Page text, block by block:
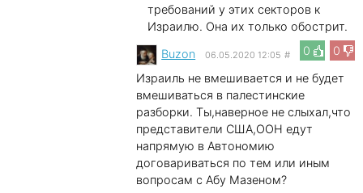
требований у этих секторов к
Израилю. Она их только обострит.
0
0
Buzon 06.05.2020 12:05 #
Израиль не вмешивается и не будет
вмешиваться в палестинские
разборки. Ты,наверное не слыхал,что
представители США,ООН едут
напрямую в Автономию
договариваться по тем или иным
вопросам с Абу Мазеном?